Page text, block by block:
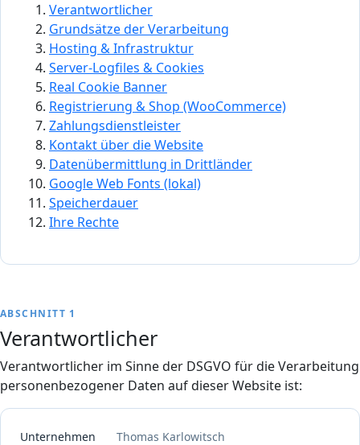
Verantwortlicher
Grundsätze der Verarbeitung
Hosting & Infrastruktur
Server-Logfiles & Cookies
Real Cookie Banner
Registrierung & Shop (WooCommerce)
Zahlungsdienstleister
Kontakt über die Website
Datenübermittlung in Drittländer
Google Web Fonts (lokal)
Speicherdauer
Ihre Rechte
ABSCHNITT 1
Verantwortlicher
Verantwortlicher im Sinne der DSGVO für die Verarbeitung
personenbezogener Daten auf dieser Website ist:
Unternehmen
Thomas Karlowitsch